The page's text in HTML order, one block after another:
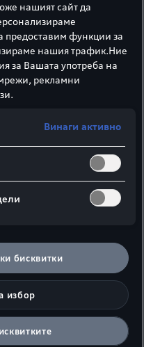
всеки ден.
със спортен
Avant e-tron
нашият сайт да
предоставим функции за
нашия трафик.Ние
за Вашата употреба на
рекламни
Винаги активно
бисквитки
избор